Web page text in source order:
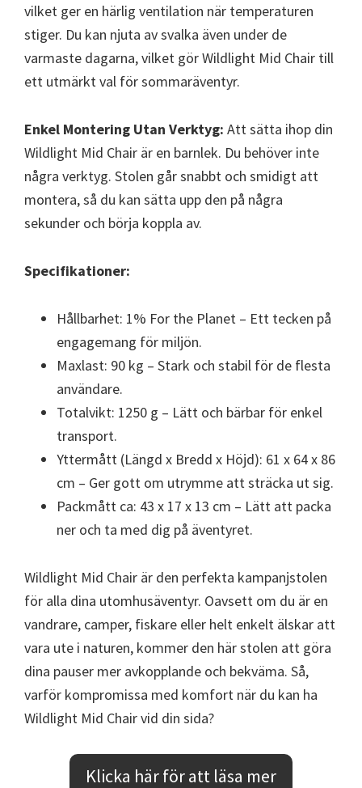
vilket ger en härlig ventilation när temperaturen
stiger. Du kan njuta av svalka även under de
varmaste dagarna, vilket gör Wildlight Mid Chair till
ett utmärkt val för sommaräventyr.
Enkel Montering Utan Verktyg: Att sätta ihop din
Wildlight Mid Chair är en barnlek. Du behöver inte
några verktyg. Stolen går snabbt och smidigt att
montera, så du kan sätta upp den på några
sekunder och börja koppla av.
Specifikationer:
Hållbarhet: 1% For the Planet – Ett tecken på
engagemang för miljön.
Maxlast: 90 kg – Stark och stabil för de flesta
användare.
Totalvikt: 1250 g – Lätt och bärbar för enkel
transport.
Yttermått (Längd x Bredd x Höjd): 61 x 64 x 86
cm – Ger gott om utrymme att sträcka ut sig.
Packmått ca: 43 x 17 x 13 cm – Lätt att packa
ner och ta med dig på äventyret.
Wildlight Mid Chair är den perfekta kampanjstolen
för alla dina utomhusäventyr. Oavsett om du är en
vandrare, camper, fiskare eller helt enkelt älskar att
vara ute i naturen, kommer den här stolen att göra
dina pauser mer avkopplande och bekväma. Så,
varför kompromissa med komfort när du kan ha
Wildlight Mid Chair vid din sida?
Klicka här för att läsa mer